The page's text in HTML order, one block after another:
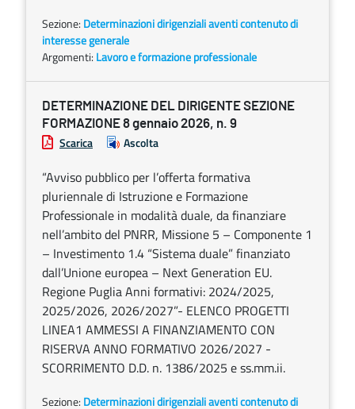
Sezione: Determinazioni dirigenziali aventi contenuto di
interesse generale
Argomenti: Lavoro e formazione professionale
DETERMINAZIONE DEL DIRIGENTE SEZIONE
FORMAZIONE 8 gennaio 2026, n. 9
Scarica Ascolta
“Avviso pubblico per l’offerta formativa
pluriennale di Istruzione e Formazione
Professionale in modalità duale, da finanziare
nell’ambito del PNRR, Missione 5 – Componente 1
– Investimento 1.4 “Sistema duale” finanziato
dall’Unione europea – Next Generation EU.
Regione Puglia Anni formativi: 2024/2025,
2025/2026, 2026/2027”- ELENCO PROGETTI
LINEA1 AMMESSI A FINANZIAMENTO CON
RISERVA ANNO FORMATIVO 2026/2027 -
SCORRIMENTO D.D. n. 1386/2025 e ss.mm.ii.
Sezione: Determinazioni dirigenziali aventi contenuto di